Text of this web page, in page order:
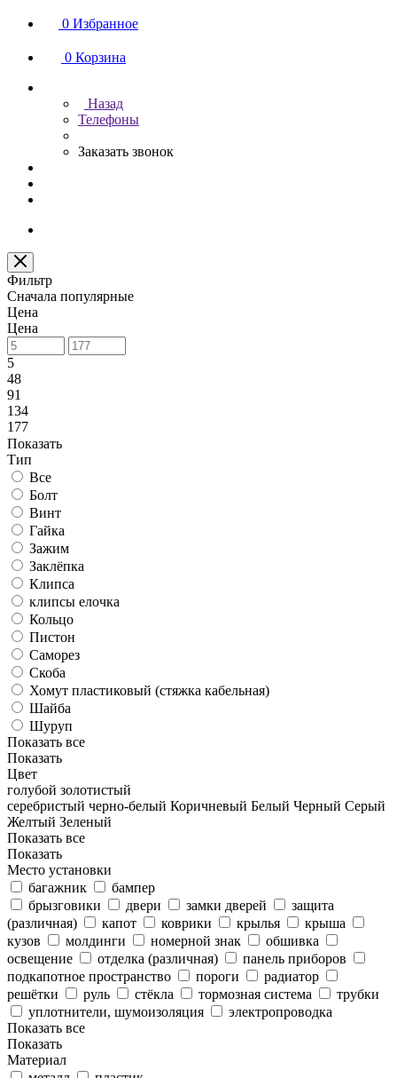
0 Избранное
0 Корзина
Назад
Телефоны
Заказать звонок
Фильтр
Сначала популярные
Цена
Цена
5
48
91
134
177
Показать
Тип
Все
Болт
Винт
Гайка
Зажим
Заклёпка
Клипса
клипсы елочка
Кольцо
Пистон
Саморез
Скоба
Хомут пластиковый (стяжка кабельная)
Шайба
Шуруп
Показать все
Показать
Цвет
голубой золотистый
серебристый черно-белый Коричневый Белый Черный Серый
Желтый Зеленый
Показать все
Показать
Место установки
багажник
бампер
брызговики
двери замки дверей
защита
(различная)
капот коврики крылья
крыша
кузов
молдинги номерной знак
обшивка
освещение
отделка (различная)
панель приборов
подкапотное пространство
пороги
радиатор
решётки
руль стёкла тормозная система
трубки
уплотнители, шумоизоляция
электропроводка
Показать все
Показать
Материал